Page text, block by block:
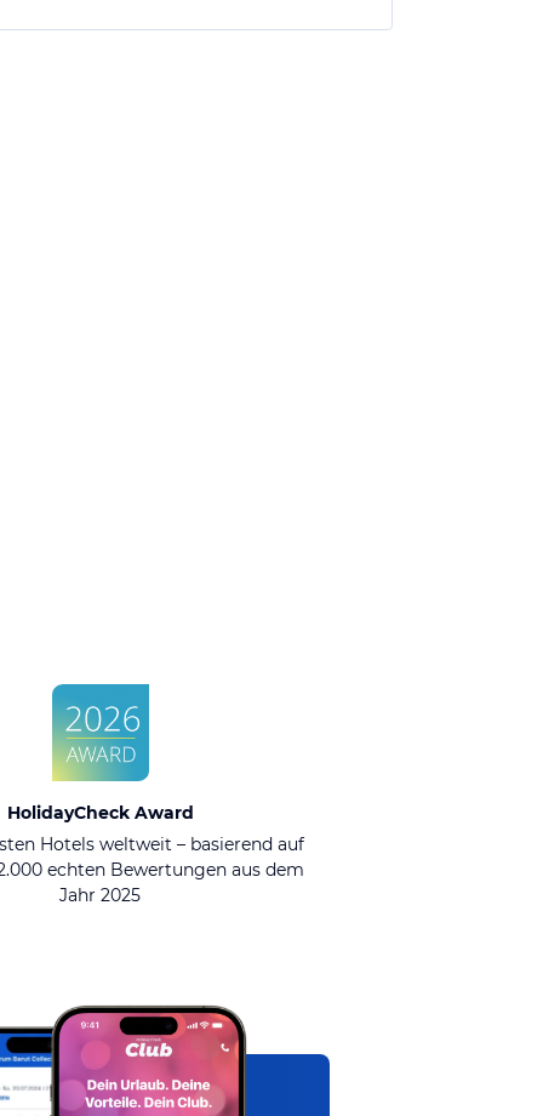
HolidayCheck Award
Hotels weltweit – basierend auf
echten Bewertungen aus dem
Jahr 2025